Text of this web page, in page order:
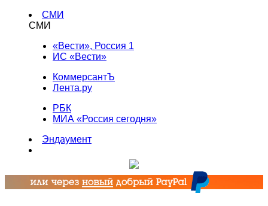
СМИ
СМИ
«Вести», Россия 1
ИС «Вести»
КоммерсантЪ
Лента.ру
РБК
МИА «Россия сегодня»
Эндаумент